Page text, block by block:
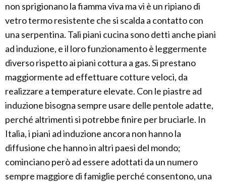
non sprigionano la fiamma viva ma vi è un ripiano di
vetro termo resistente che si scalda a contatto con
una serpentina. Tali piani cucina sono detti anche piani
ad induzione, e il loro funzionamento è leggermente
diverso rispetto ai piani cottura a gas. Si prestano
maggiormente ad effettuare cotture veloci, da
realizzare a temperature elevate. Con le piastre ad
induzione bisogna sempre usare delle pentole adatte,
perché altrimenti si potrebbe finire per bruciarle. In
Italia, i piani ad induzione ancora non hanno la
diffusione che hanno in altri paesi del mondo;
cominciano però ad essere adottati da un numero
sempre maggiore di famiglie perché consentono, una